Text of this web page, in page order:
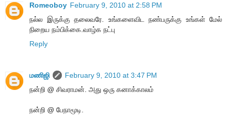
Romeoboy February 9, 2010 at 2:58 PM
நல்ல இருக்கு தலைவரே. உங்களைவிட நண்பருக்கு உங்கள் மேல்
நிறைய நம்பிக்கை.வாழ்க நட்பு
Reply
மணிஜி
February 9, 2010 at 3:47 PM
நன்றி @ சிவராமன். அது ஒரு கனாக்காலம்
நன்றி @ பேநாமூடி.